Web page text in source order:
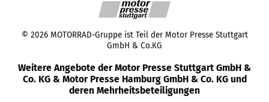
© 2026 MOTORRAD-Gruppe ist Teil der Motor Presse Stuttgart
GmbH & Co.KG
Weitere Angebote der Motor Presse Stuttgart GmbH &
Co. KG & Motor Presse Hamburg GmbH & Co. KG und
deren Mehrheitsbeteiligungen